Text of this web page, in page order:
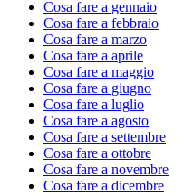
Cosa fare a gennaio
Cosa fare a febbraio
Cosa fare a marzo
Cosa fare a aprile
Cosa fare a maggio
Cosa fare a giugno
Cosa fare a luglio
Cosa fare a agosto
Cosa fare a settembre
Cosa fare a ottobre
Cosa fare a novembre
Cosa fare a dicembre